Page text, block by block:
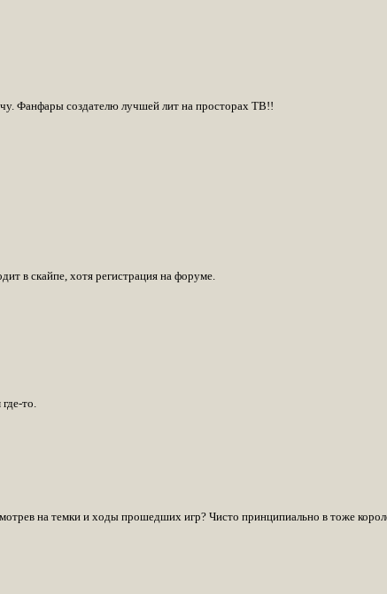
Фанфары создателю лучшей лит на просторах ТВ!!
в скайпе, хотя регистрация на форуме.
то.
на темки и ходы прошедших игр? Чисто принципиально в тоже